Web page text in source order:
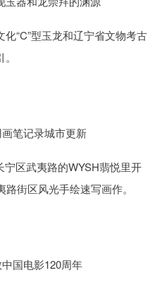
“C”型玉龙和辽宁省文物考古
笔记录城市更新
宁区武夷路的WYSH翡悦里开
街区风光手绘速写画作。
国电影120周年